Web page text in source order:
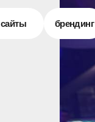
сайты брендинг